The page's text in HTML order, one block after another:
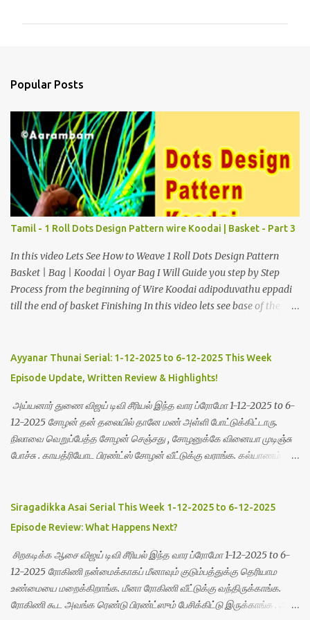
s
Popular Posts
Tamil - 1 Roll Dots Design Pattern wire Koodai | Basket - Part 3
In this video Lets See How to Weave 1 Roll Dots Design Pattern
Basket | Bag | Koodai | Oyar Bag I Will Guide you step by Step
Process from the beginning of Wire Koodai adipoduvathu eppadi
till the end of basket Finishing In this video lets see base of the
Color used to weave this basket. Click the link to see simple step
by step procedure for weaving
Ayyanar Thunai Serial: 1-12-2025 to 6-12-2025 This Week
Episode Update, Written Review & Highlights!
அய்யனார் துணை விஜய் டிவி சீரியல் இந்த வார ப்ரோமோ 1-12-2025 to 6-
12-2025 சோழன் தன் தலையில் தானே மண் அள்ளி போட்டுக்கிட்டாரு.
நிலாவை வெறுப்பேத்த சோழன் செஞ்சது , சோழனுக்கே வினையா முடிஞ்சு
போச்சு . காயத்ரியோட பிரண்ட்ஸ் சோழன் வீட்டுக்கு வராங்க. கல்யாணம்
யாரும் சும்மா விடமாட்டோம் உங்களை சேரன் சொல்றாரு. சோழன் ஒரு
பொண்ணை கல்யாணம் பண்ணி வீட்டுக்கு கூட்டிட்டு வந்துட்டு இன்னொரு
என்னண்ணே எனக்கு நடந்தது நிஜ கல்யாணம் மாதிரி பேசிக்கிட்டு
இருக்க.அண்ணே போலி கல்யாணம் அண்ணே.நிலா அவங்களுக்கு நடந்த
கல்யாணத்தை கன்சிடர்டா பண்றாங்க வாண்ணே.காயத்ரியை பார்த்து
நிலாதான் என்னோட வைப்னு காட்டுவோம்.அவங்க வருவாங்களா நிலா
Siragadikka Asai Serial This Week 1-12-2025 to 6-12-2025
Episode Review: What Happens Next?
சிறகடிக்க ஆசை விஜய் டிவி சீரியல் இந்த வார ப்ரோமோ 1-12-2025 to 6-
12-2025 ரோகிணி நன்மைக்காகப் மீனாவும் குடும்பத்துக்கு தெரியாம
உண்மையை மறைக்கிறாங்க. மீனா ரோகிணி வீட்டுக்கு வந்திருக்காங்க.
ரோகிணி கூட அவங்க ரெண்டு பிரண்ட்ஸும் பேசிக்கிட்டு இருக்காங்க . அப்ப